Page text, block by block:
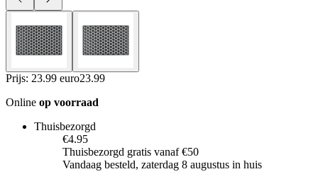
Prijs: 23.99 euro23.99
Online op voorraad
Thuisbezorgd
€4.95
Thuisbezorgd gratis vanaf €50
Vandaag besteld, zaterdag 8 augustus in huis